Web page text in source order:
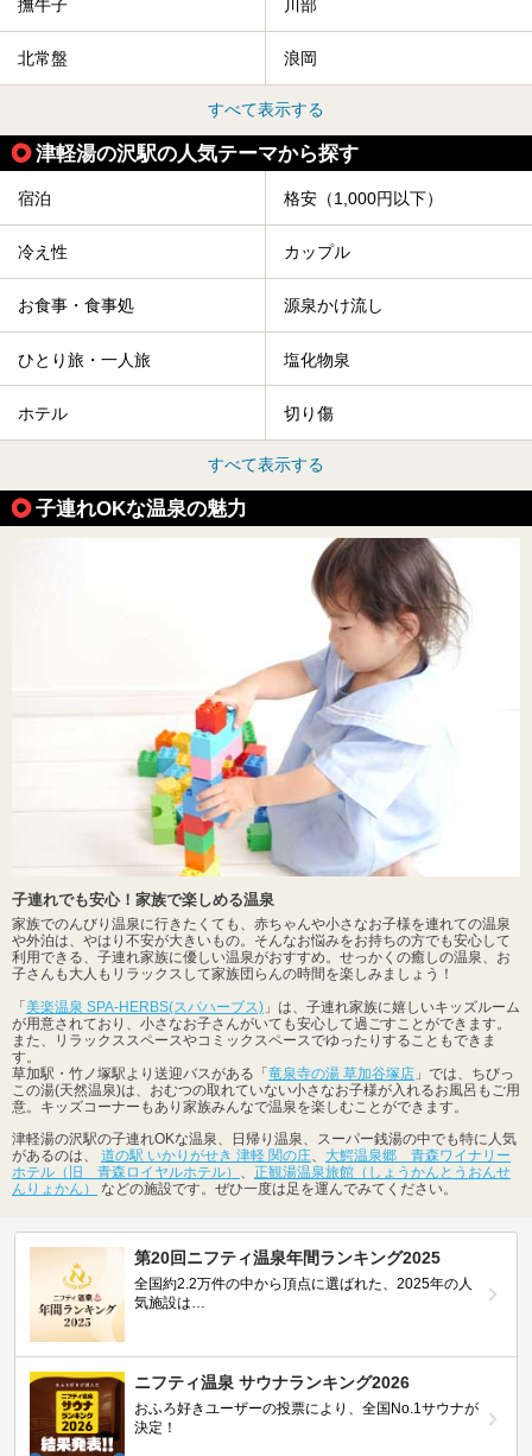
撫牛子 川部
北常盤 浪岡
すべて表示する
津軽湯の沢駅の人気テーマから探す
宿泊 格安（1,000円以下）
冷え性 カップル
お食事・食事処 源泉かけ流し
ひとり旅・一人旅 塩化物泉
ホテル 切り傷
すべて表示する
子連れOKな温泉の魅力
子連れでも安心！家族で楽しめる温泉
家族でのんびり温泉に行きたくても、赤ちゃんや小さなお子様を連れての温泉
や外泊は、やはり不安が大きいもの。そんなお悩みをお持ちの方でも安心して
利用できる、子連れ家族に優しい温泉がおすすめ。せっかくの癒しの温泉、お
子さんも大人もリラックスして家族団らんの時間を楽しみましょう！
「美楽温泉 SPA-HERBS(スパハーブス) 」は、子連れ家族に嬉しいキッズルーム
が用意されており、小さなお子さんがいても安心して過ごすことができます。
また、リラックススペースやコミックスペースでゆったりすることもできま
す。
草加駅・竹ノ塚駅より送迎バスがある「竜泉寺の湯 草加谷塚店 」では、ちびっ
この湯(天然温泉)は、おむつの取れていない小さなお子様が入れるお風呂もご用
意。キッズコーナーもあり家族みんなで温泉を楽しむことができます。
津軽湯の沢駅の子連れOKな温泉、日帰り温泉、スーパー銭湯の中でも特に人気
があるのは、 道の駅 いかりがせき 津軽 関の庄
大鰐温泉郷 青森ワイナリー
ホテル（旧 青森ロイヤルホテル）
正観湯温泉旅館（しょうかんとうおんせ
んりょかん）
などの施設です。ぜひ一度は足を運んでみてください。
第20回ニフティ温泉年間ランキング2025
全国約2.2万件の中から頂点に選ばれた、2025年の人
気施設は…
ニフティ温泉 サウナランキング2026
おふろ好きユーザーの投票により、全国No.1サウナが
決定！